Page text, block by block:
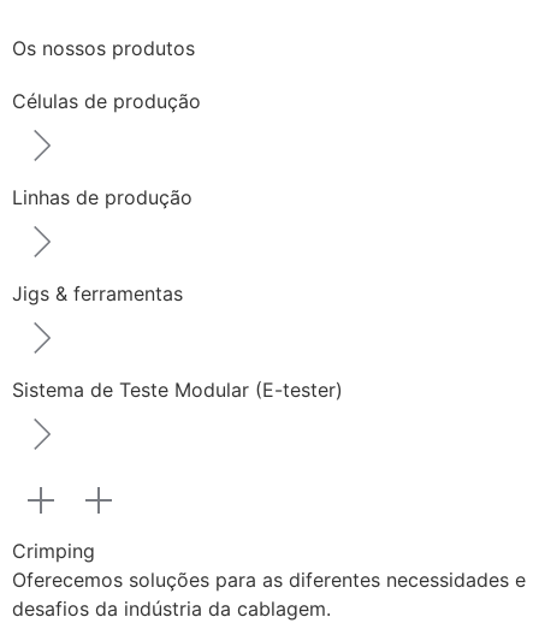
Os nossos produtos
Células de produção
Linhas de produção
Jigs & ferramentas
Sistema de Teste Modular (E-tester)
Crimping
Oferecemos soluções para as diferentes necessidades e
desafios da indústria da cablagem.